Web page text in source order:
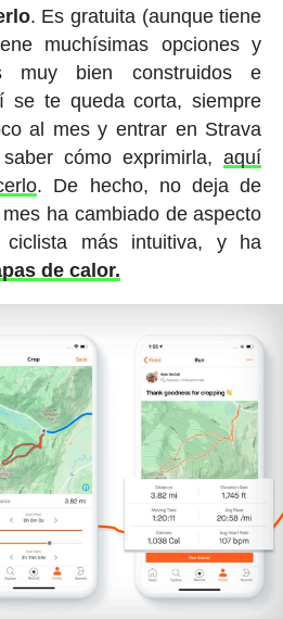
. Es gratuita (aunque tiene
muchísimas opciones y
muy bien construidos e
se te queda corta, siempre
al mes y entrar en Strava
cómo exprimirla,aquí
. De hecho, no deja de
ha cambiado de aspecto
más intuitiva, y ha
de calor.